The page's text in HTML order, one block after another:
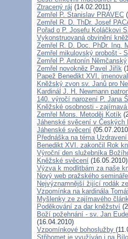
Ztracený ráj (14.02.2011)
Zemřel P. Stanislav PRAVEC
Zemřel R. D. ThDr. Josef
Pořad o P. Josefu Koláčkovi
Vykonstruovaná obvinění
Zemřel R. D. Doc. PhDr. Ing.
Zemřel mikulovský probošt -
Zemřel P. Antonín Němčanský
Zemřel novokněz Pavel Jiřík
Papež Benedikt XVI.
Kněžský zvon sv. Janů pro
Kardinál J. H. Newmann
140. výročí narození P. Jana
Kněžské osobnosti -
Zemřel Mons. Metoděj Kotík
Jáhenské svěcení v Českých
Jáhenské svěcení
Přednáška na téma
Benedikt XVI. zakončil Rok
Výroční den služebníka
Kněžské svěcení (16.05.2010)
Výzva k modlitbám za naše
Nový web pražského semináře
Nejvýznamnější žijící rodák
Vzpomínka na kardinála
Myšlenky ze zajímavého
Poděkování za dar kněžství
Boží požehnání - sv. Jan
(16.04.2010)
Vzpomínkové bohoslužby
Střihomet je využíván i na